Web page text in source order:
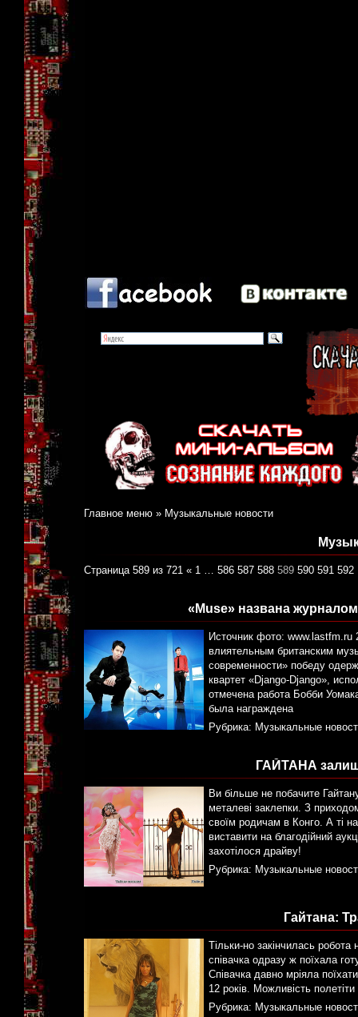
Главное меню » Музыкальные новости
Страница 589 из 721 « 1 … 586 587 588 589 590 591 592
«Muse» названа
Источник фото: www.lastfm.ru
влиятельным британским
современности» победу
квартет «Django-Django»,
отмечена работа Бобби
была награждена
Рубрика: Музыкальные
ГАЙТАНА
Ви більше не побачите
металеві заклепки. З
своїм родичам в Конго. А ті
виставити на благодійний
захотілося драйву!
Рубрика: Музыкальные
Гайтана:
Тільки-но закінчилась
співачка одразу ж поїхала
Співачка давно мріяла
12 років. Можливість
Рубрика: Музыкальные